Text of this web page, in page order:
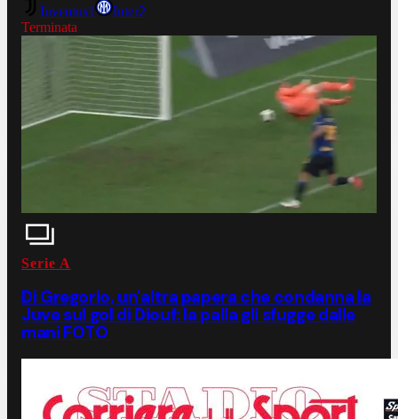
Juventus1 Inter2
Terminata
Serie A
Di Gregorio, un'altra papera che condanna la
Juve sul gol di Diouf: la palla gli sfugge dalle
mani FOTO